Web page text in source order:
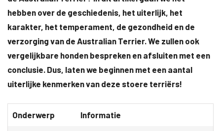
hebben over de geschiedenis, het uiterlijk, het
karakter, het temperament, de gezondheid en de
verzorging van de Australian Terrier. We zullen ook
vergelijkbare honden bespreken en afsluiten met een
conclusie. Dus, laten we beginnen met een aantal
uiterlijke kenmerken van deze stoere terriërs!
Onderwerp Informatie